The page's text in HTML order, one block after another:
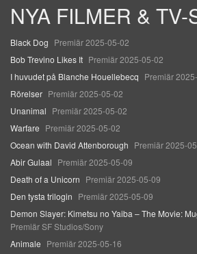
NYA FILMER & TV-
Black Dog Premiär 2025-05-02
Bob Trevino Likes It Premiär 2025-05-02
I huvudet på Blanche Houellebecq Premiär
Rörelser Premiär 2025-05-02
Unanimal Premiär 2025-05-02
Warfare Premiär 2025-05-02
Ocean with David Attenborough Premiär 2025-
Abir Gulaal Premiär 2025-05-09
Death of a Unicorn Premiär 2025-05-09
Den tysta trilogin Premiär 2025-05-09
Demon Slayer: Kimetsu no Yaiba – The Movie:
Premiär SF Studios/Sony
Animale Premiär 2025-05-16